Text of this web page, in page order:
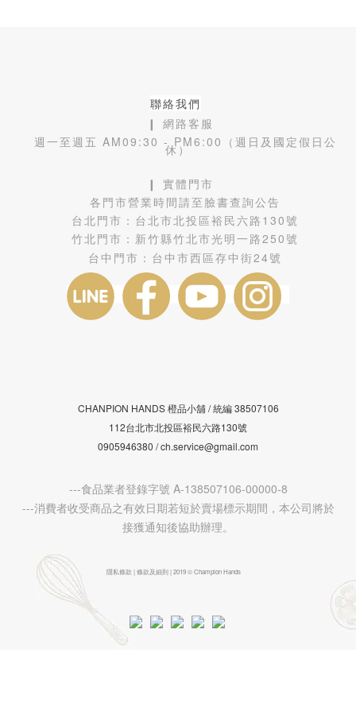
聯絡我們
❙ 網路客服
週一至週五 AM09:30 - PM6:00（週日及國定假日公
休）
❙ 實體門市
各門市營業時間請至臉書查詢公告
台北門市： 台北市北投區裕民六路130號
竹北門市： 新竹縣竹北市光明一路250號
台中門市： 台中市西區存中街24號
CHANPION HANDS 橙品小舖 /統編38507106
112台北市北投區裕民六路130號
0905946380 / ch.service@gmail.com
---食品業者登錄字號 A-138507106-00000-8
---消費者收受商品之有效日期若短於賣場標示期間，本公司將於
接獲通知後協助辦理。
隱私條款 | 條款及細則 | 2019 © Champion Hands